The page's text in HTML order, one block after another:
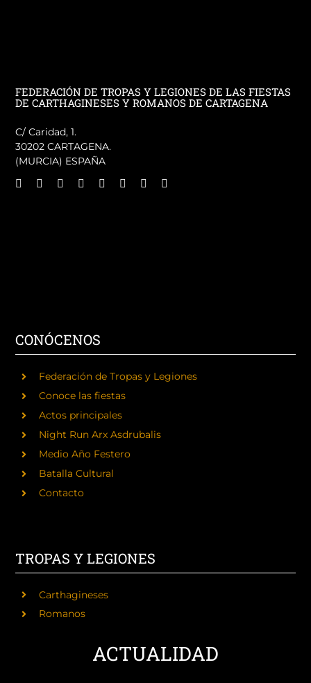
FEDERACIÓN DE TROPAS Y LEGIONES DE LAS FIESTAS
DE CARTHAGINESES Y ROMANOS DE CARTAGENA
C/ Caridad, 1.
30202 CARTAGENA.
(MURCIA) ESPAÑA
CONÓCENOS
Federación de Tropas y Legiones
Conoce las fiestas
Actos principales
Night Run Arx Asdrubalis
Medio Año Festero
Batalla Cultural
Contacto
TROPAS Y LEGIONES
Carthagineses
Romanos
ACTUALIDAD